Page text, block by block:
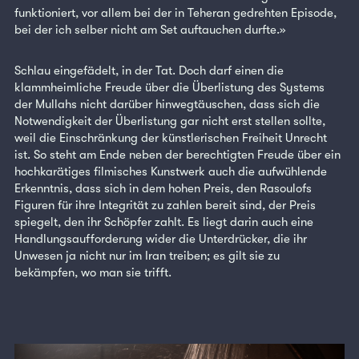
funktioniert, vor allem bei der in Teheran gedrehten Episode,
bei der ich selber nicht am Set auftauchen durfte.»
Schlau eingefädelt, in der Tat. Doch darf einen die
klammheimliche Freude über die Überlistung des Systems
der Mullahs nicht darüber hinwegtäuschen, dass sich die
Notwendigkeit der Überlistung gar nicht erst stellen sollte,
weil die Einschränkung der künstlerischen Freiheit Unrecht
ist. So steht am Ende neben der berechtigten Freude über ein
hochkarätiges filmisches Kunstwerk auch die aufwühlende
Erkenntnis, dass sich in dem hohen Preis, den Rasoulofs
Figuren für ihre Integrität zu zahlen bereit sind, der Preis
spiegelt, den ihr Schöpfer zahlt. Es liegt darin auch eine
Handlungsaufforderung wider die Unterdrücker, die ihr
Unwesen ja nicht nur im Iran treiben; es gilt sie zu
bekämpfen, wo man sie trifft.